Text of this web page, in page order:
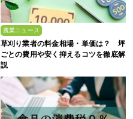
農業ニュース
草刈り業者の料金相場・単価は？ 坪
ごとの費用や安く抑えるコツを徹底解
説